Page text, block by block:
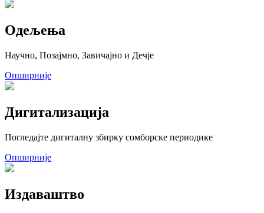
Одељења
Научно, Позајмно, Завичајно и Дечје
Опширније
Дигитализација
Погледајте дигиталну збирку сомборске периодике
Опширније
Издаваштво